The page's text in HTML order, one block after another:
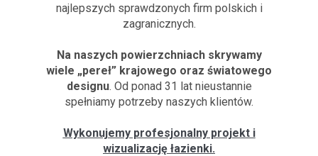
najlepszych sprawdzonych firm polskich i
zagranicznych.
Na naszych powierzchniach skrywamy
wiele „pereł” krajowego oraz światowego
designu. Od ponad 31 lat nieustannie
spełniamy potrzeby naszych klientów.
Wykonujemy profesjonalny projekt i
wizualizację łazienki.